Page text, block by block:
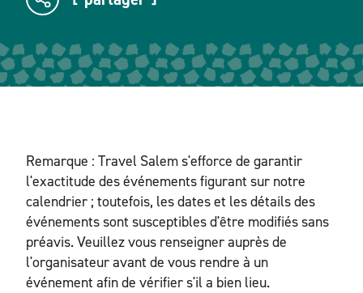
Remarque : Travel Salem s'efforce de garantir
l'exactitude des événements figurant sur notre
calendrier ; toutefois, les dates et les détails des
événements sont susceptibles d'être modifiés sans
préavis. Veuillez vous renseigner auprès de
l'organisateur avant de vous rendre à un
événement afin de vérifier s'il a bien lieu.